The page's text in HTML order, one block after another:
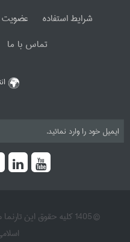
شرایط استفاده
عضویت
تماس با ما
© 1405 کلیه حقوق این